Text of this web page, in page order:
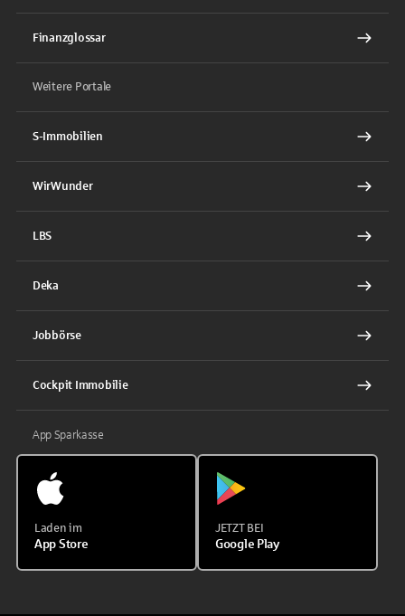
Finanzglossar
Weitere Portale
S-Immobilien
WirWunder
LBS
Deka
Jobbörse
Cockpit Immobilie
App Sparkasse
Laden im
App Store
JETZT BEI
Google Play